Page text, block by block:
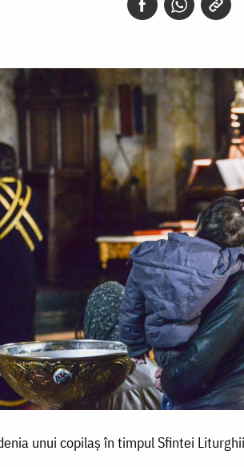
unui copilaș în timpul Sfintei